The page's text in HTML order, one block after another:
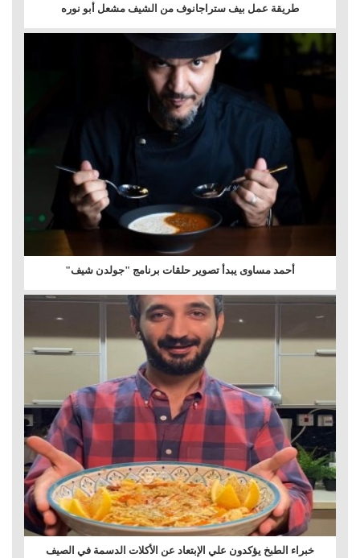
طريقة عمل بيف ستراجانوف من الشيف مشعل أبو نوره
أحمد مساوى يبدأ تصوير حلقات برنامج "جولدن شيف"
خبراء الطبخ يؤكدون علي الإبتعاد عن الأكلات الدسمة في الصيف